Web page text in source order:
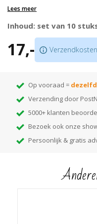
rozetten zijn eenvoudig op maat
Zelfklevend
Bestaat uit 2 delen; u hoeft
Verkrijgbaar in meer dan175
prijs is per 10 stuks!
Lees meer
Inhoud: set van 10
17,-
Op vooraad =
Verzending door
5000+ klanten
Bezoek ook onze
Persoonlijk & gratis